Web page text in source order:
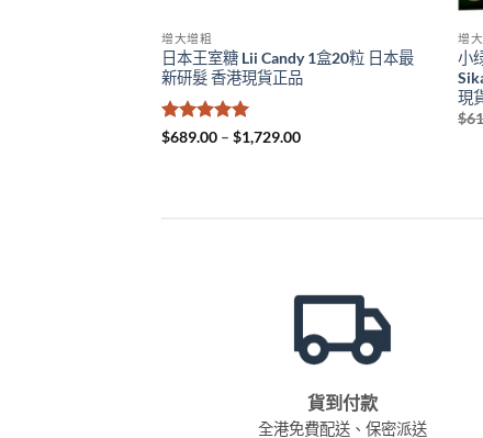
增大增粗
日本王室糖 Lii Candy 1盒20粒 日本最
新研髮 香港現貨正品
評分5滿
$689.00 – $1,729.00Price
增
小
現
$
貨到付款
全港免費配送、保密派送